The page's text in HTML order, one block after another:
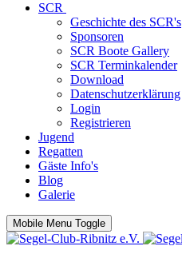
SCR
Geschichte des SCR's
Sponsoren
SCR Boote Gallery
SCR Terminkalender
Download
Datenschutzerklärung
Login
Registrieren
Jugend
Regatten
Gäste Info's
Blog
Galerie
Mobile Menu Toggle